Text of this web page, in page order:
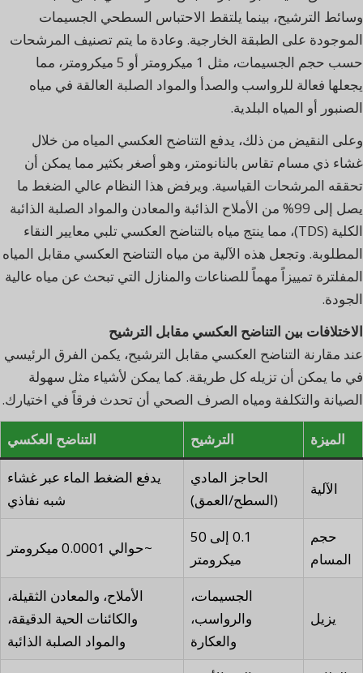
وسائط الترشيح، بينما يلتقط الاحتباس السطحي الجسيمات
الموجودة على الطبقة الخارجية. وعادة ما يتم تصنيف المرشحات
حسب حجم الجسيمات، مثل 1 ميكرومتر أو 5 ميكرومتر، مما
يجعلها فعالة للرواسب والصدأ والمواد الصلبة العالقة في مياه
الصنبور أو المياه البلدية.
وعلى النقيض من ذلك، يدفع التناضح العكسي المياه من خلال
غشاء ذي مسام تقاس بالنانومتر، وهو أصغر بكثير مما يمكن أن
تحققه المرشحات القياسية. ويرفض هذا النظام عالي الضغط ما
يصل إلى 99% من الأملاح الذائبة والمعادن والمواد الصلبة الذائبة
الكلية (TDS)، مما ينتج مياه بالتناضح العكسي تلبي معايير النقاء
المطلوبة. وتجعل هذه الآلية من مياه التناضح العكسي مقابل المياه
المفلترة تمييزاً مهماً للصناعات والمنازل التي تبحث عن مياه عالية
الجودة.
الاختلافات بين التناضح العكسي مقابل الترشيح
عند مقارنة التناضح العكسي مقابل الترشيح، يكمن الفرق الرئيسي
في ما يمكن أن تزيله كل طريقة. كما يمكن لأشياء مثل سهولة
الصيانة والتكلفة ومياه الصرف الصحي أن تحدث فرقاً في اختيارك.
الميزة الترشيح التناضح العكسي
الآلية
الحاجز المادي
(السطح/العمق)
يدفع الضغط الماء عبر غشاء
شبه نفاذي
حجم
المسام
0.1 إلى 50
ميكرومتر
~حوالي 0.0001 ميكرومتر
يزيل
الجسيمات،
والرواسب،
والعكارة
الأملاح، والمعادن الثقيلة،
والكائنات الحية الدقيقة،
والمواد الصلبة الذائبة